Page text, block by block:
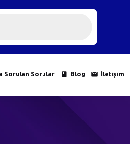
Sorulan Sorular Blog İletişim